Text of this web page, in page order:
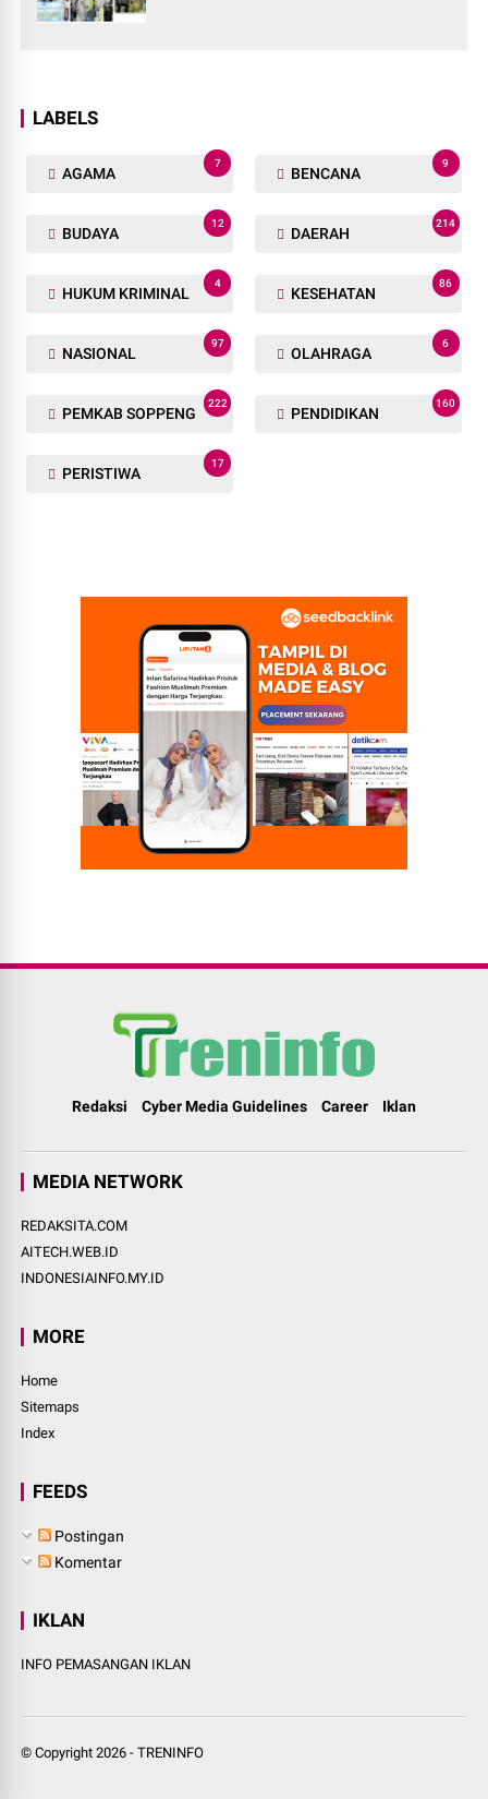
LABELS
AGAMA
7
BENCANA
9
BUDAYA
12
DAERAH
214
HUKUM KRIMINAL
4
KESEHATAN
86
NASIONAL
97
OLAHRAGA
6
PEMKAB SOPPENG
222
PENDIDIKAN
160
PERISTIWA
17
Redaksi Cyber Media Guidelines Career Iklan
MEDIA NETWORK
REDAKSITA.COM
AITECH.WEB.ID
INDONESIAINFO.MY.ID
MORE
Home
Sitemaps
Index
FEEDS
Postingan
Komentar
IKLAN
INFO PEMASANGAN IKLAN
© Copyright2026 -TRENINFO